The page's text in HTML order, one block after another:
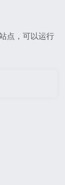
点，可以运行